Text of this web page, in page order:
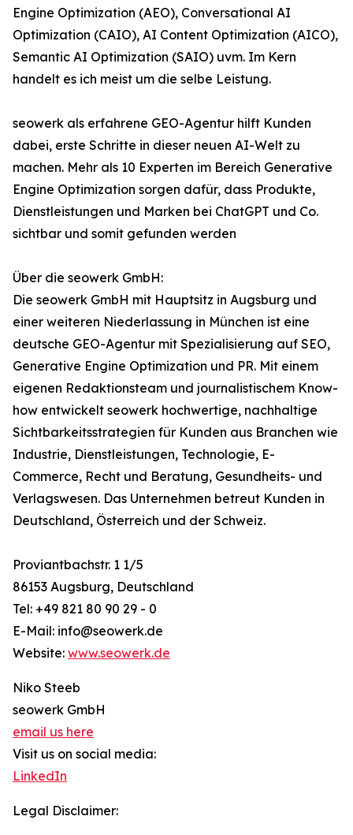
Engine Optimization (AEO), Conversational AI
Optimization (CAIO), AI Content Optimization (AICO),
Semantic AI Optimization (SAIO) uvm. Im Kern
handelt es ich meist um die selbe Leistung.
seowerk als erfahrene GEO-Agentur hilft Kunden
dabei, erste Schritte in dieser neuen AI-Welt zu
machen. Mehr als 10 Experten im Bereich Generative
Engine Optimization sorgen dafür, dass Produkte,
Dienstleistungen und Marken bei ChatGPT und Co.
sichtbar und somit gefunden werden
Über die seowerk GmbH:
Die seowerk GmbH mit Hauptsitz in Augsburg und
einer weiteren Niederlassung in München ist eine
deutsche GEO-Agentur mit Spezialisierung auf SEO,
Generative Engine Optimization und PR. Mit einem
eigenen Redaktionsteam und journalistischem Know-
how entwickelt seowerk hochwertige, nachhaltige
Sichtbarkeitsstrategien für Kunden aus Branchen wie
Industrie, Dienstleistungen, Technologie, E-
Commerce, Recht und Beratung, Gesundheits- und
Verlagswesen. Das Unternehmen betreut Kunden in
Deutschland, Österreich und der Schweiz.
Proviantbachstr. 1 1/5
86153 Augsburg, Deutschland
Tel: +49 821 80 90 29 - 0
E-Mail: info@seowerk.de
Website: www.seowerk.de
Niko Steeb
seowerk GmbH
email us here
Visit us on social media:
LinkedIn
Legal Disclaimer: